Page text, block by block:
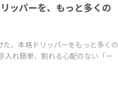
ッパーを、もっと多くの
、本格ドリッパーをもっと多くの
入れ簡単、割れる心配のない「一